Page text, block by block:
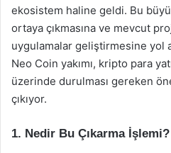
ekosistem haline geldi. Bu
ortaya çıkmasına ve mevcut
uygulamalar geliştirmesine yol
Neo Coin yakımı, kripto para
üzerinde durulması gereken
çıkıyor.
1. Nedir Bu Çıkarma İşlemi?